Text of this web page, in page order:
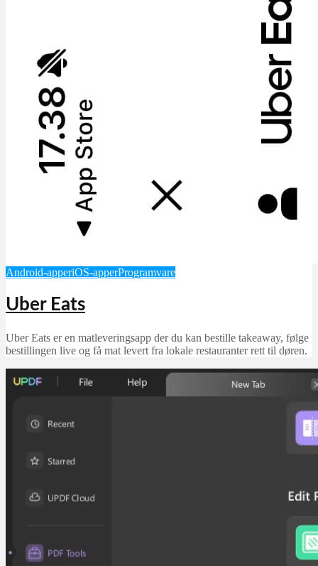
Android-apperiOS-apperProgramvare
Uber Eats
Uber Eats er en matleveringsapp der du kan bestille takeaway, følge
bestillingen live og få mat levert fra lokale restauranter rett til døren.